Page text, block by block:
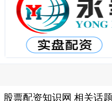
股票配资知识网 相关话题